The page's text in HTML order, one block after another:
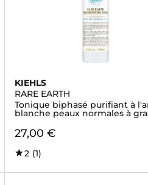
KIEHLS
RARE EARTH
Tonique biphasé purifiant à
blanche peaux normales à
27,00 €
2 (1)